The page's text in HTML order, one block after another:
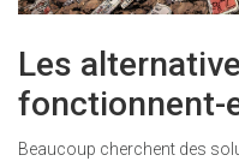
Les
fonctionnent-
Beaucoup cherchent des